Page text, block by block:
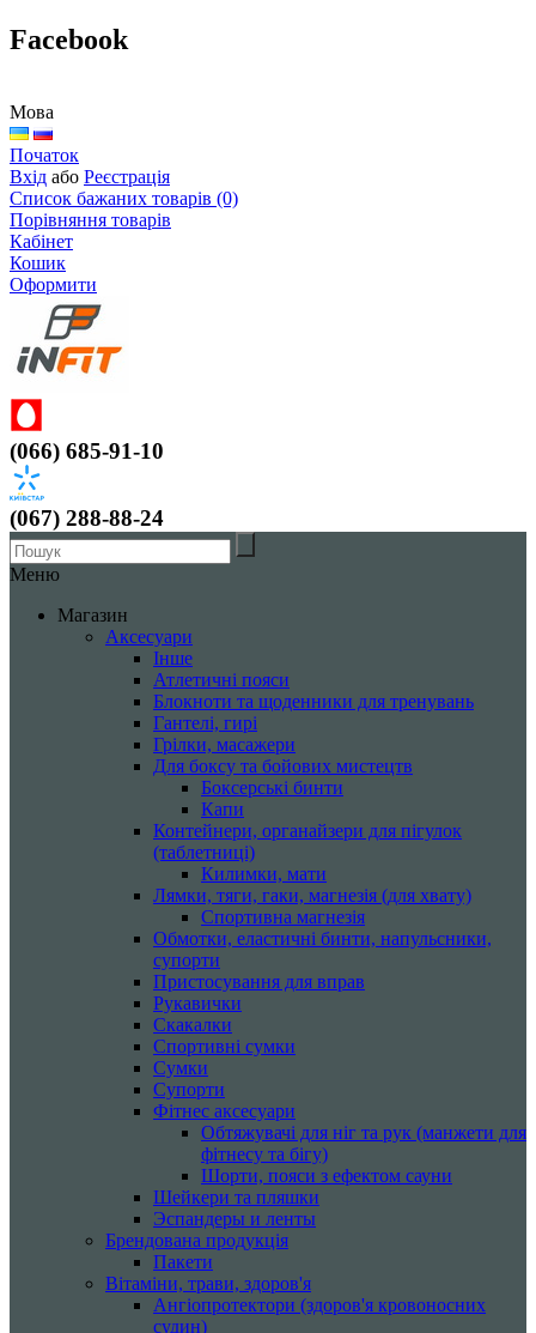
Facebook
Мова
Початок
Вхід або Реєстрація
Список бажаних товарів (0)
Порівняння товарів
Кабінет
Кошик
Оформити
(066) 685-91-10
(067) 288-88-24
Меню
Магазин
Аксесуари
Інше
Атлетичні пояси
Блокноти та щоденники для тренувань
Гантелі, гирі
Грілки, масажери
Для боксу та бойових мистецтв
Боксерські бинти
Капи
Контейнери, органайзери для пігулок
(таблетниці)
Килимки, мати
Лямки, тяги, гаки, магнезія (для хвату)
Спортивна магнезія
Обмотки, еластичні бинти, напульсники,
супорти
Пристосування для вправ
Рукавички
Скакалки
Спортивні сумки
Сумки
Супорти
Фітнес аксесуари
Обтяжувачі для ніг та рук (манжети для
фітнесу та бігу)
Шорти, пояси з ефектом сауни
Шейкери та пляшки
Эспандеры и ленты
Брендована продукція
Пакети
Вітаміни, трави, здоров'я
Ангіопротектори (здоров'я кровоносних
судин)